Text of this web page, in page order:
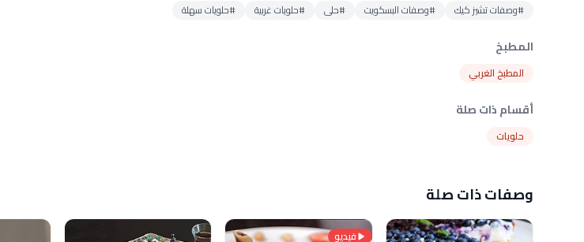
#وصفات تشيز كيك #وصفات البسكويت #حلى #حلويات غربية #حلويات سهلة
المطبخ
المطبخ الغربي
أقسام ذات صلة
حلويات
وصفات ذات صلة
فيديو